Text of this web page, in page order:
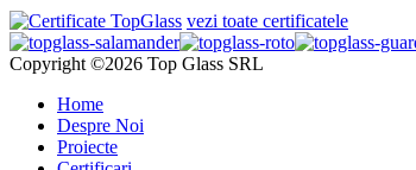
vezi toate certificatele
Copyright ©2026 Top Glass SRL
Home
Despre Noi
Proiecte